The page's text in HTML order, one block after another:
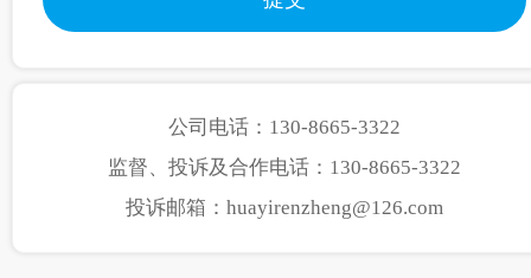
公司电话：130-8665-3322
监督、投诉及合作电话：130-8665-3322
投诉邮箱：huayirenzheng@126.com